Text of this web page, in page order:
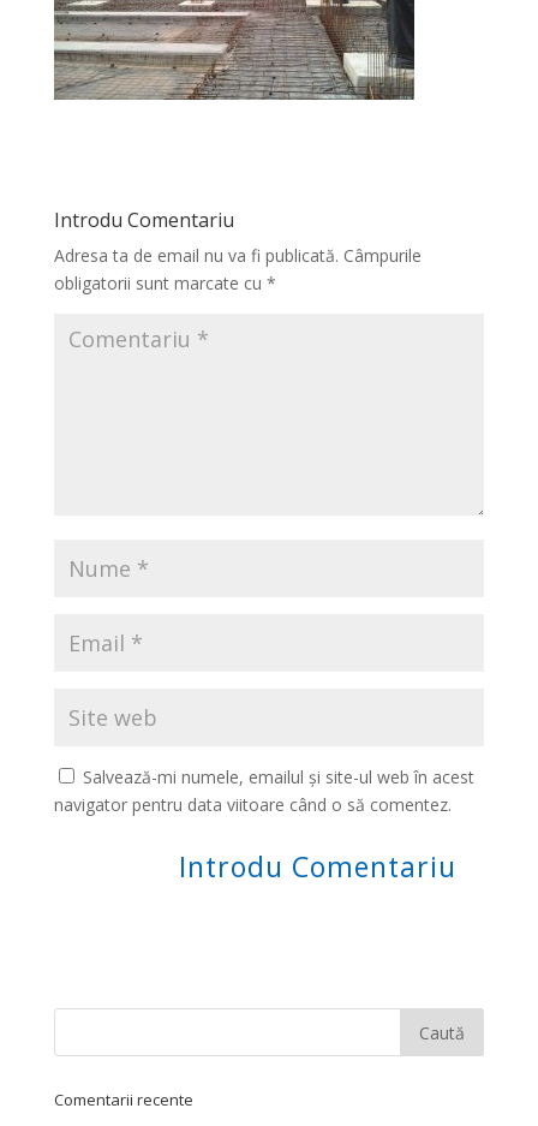
Introdu Comentariu
Adresa ta de email nu va fi publicată. Câmpurile
obligatorii sunt marcate cu *
Salvează-mi numele, emailul și site-ul web în acest
navigator pentru data viitoare când o să comentez.
Comentarii recente